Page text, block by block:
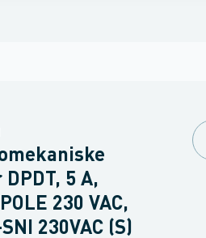
5 A,
230 VAC,
230VAC (S)